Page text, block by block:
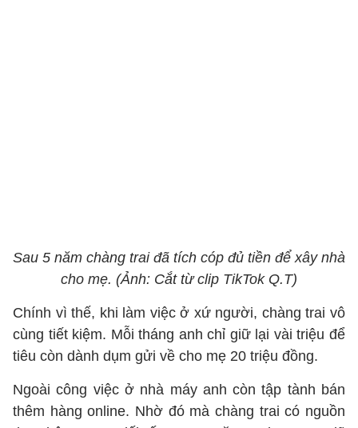
Sau 5 năm chàng trai đã tích cóp đủ tiền để xây nhà
cho mẹ. (Ảnh: Cắt từ clip TikTok Q.T)
Chính vì thế, khi làm việc ở xứ người, chàng trai vô
cùng tiết kiệm. Mỗi tháng anh chỉ giữ lại vài triệu để
tiêu còn dành dụm gửi về cho mẹ 20 triệu đồng.
Ngoài công việc ở nhà máy anh còn tập tành bán
thêm hàng online. Nhờ đó mà chàng trai có nguồn